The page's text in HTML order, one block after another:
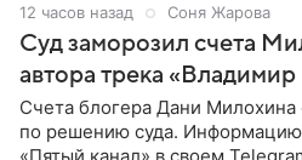
12 часов назад Соня Жарова
Суд заморозил счета
автора трека
Счета блогера Дани
по решению суда. Информацию